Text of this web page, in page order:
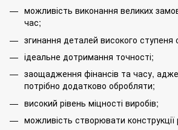
можливість виконання великих
час;
згинання деталей високого ступеня
ідеальне дотримання точності;
заощадження фінансів та часу,
потрібно додатково обробляти;
високий рівень міцності виробів;
можливість створювати конструкції